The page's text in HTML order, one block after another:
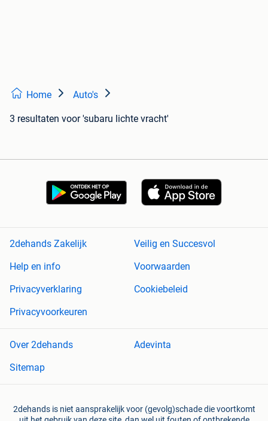
Home Auto's
3 resultaten voor 'subaru lichte vracht'
2dehands Zakelijk
Veilig en Succesvol
Help en info
Voorwaarden
Privacyverklaring
Cookiebeleid
Privacyvoorkeuren
Over 2dehands
Adevinta
Sitemap
2dehands is niet aansprakelijk voor (gevolg)schade die voortkomt